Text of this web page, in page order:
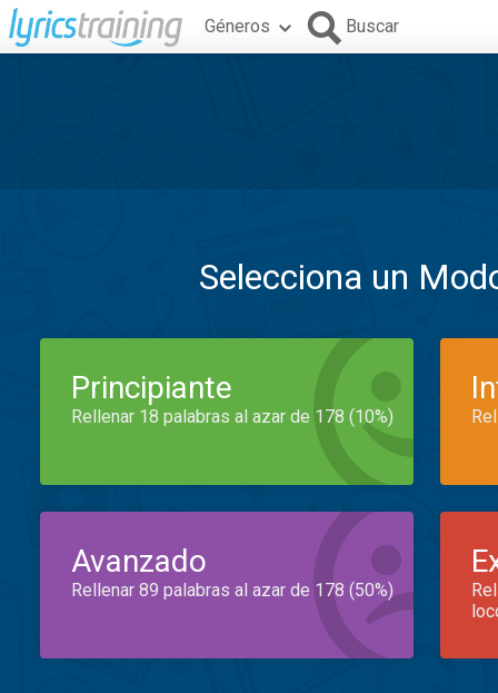
Géneros Buscar
Selecciona un
Principiante
Rellenar 18 palabras al azar de 178 (10%)
Avanzado
Rellenar 89 palabras al azar de 178 (50%)